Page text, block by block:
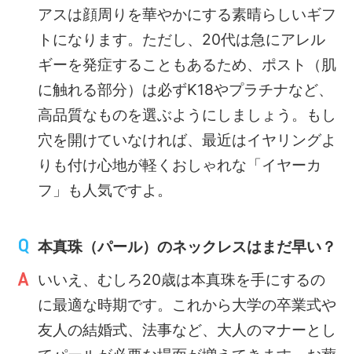
アスは顔周りを華やかにする素晴らしいギフ
トになります。ただし、20代は急にアレル
ギーを発症することもあるため、ポスト（肌
に触れる部分）は必ずK18やプラチナなど、
高品質なものを選ぶようにしましょう。もし
穴を開けていなければ、最近はイヤリングよ
りも付け心地が軽くおしゃれな「イヤーカ
フ」も人気ですよ。
本真珠（パール）のネックレスはまだ早い？
いいえ、むしろ20歳は本真珠を手にするの
に最適な時期です。これから大学の卒業式や
友人の結婚式、法事など、大人のマナーとし